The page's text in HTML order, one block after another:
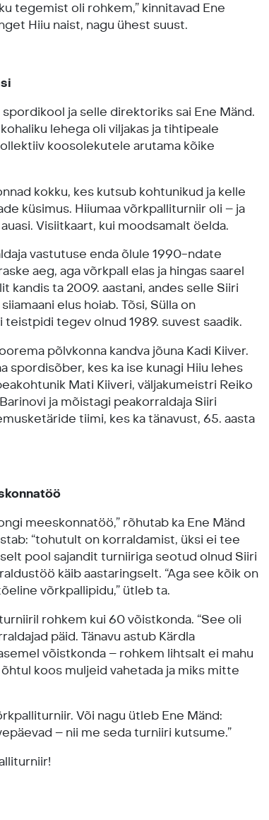
tegemist oli rohkem,” kinnitavad Ene
Hiiu naist, nagu ühest suust.
spordikool ja selle direktoriks sai Ene Mänd.
lehega oli viljakas ja tihtipeale
koosolekutele arutama kõike
kokku, kes kutsub kohtunikud ja kelle
küsimus. Hiiumaa võrkpalliturniir oli – ja
Visiitkaart, kui moodsamalt öelda.
vastutuse enda õlule 1990-ndate
aeg, aga võrkpall elas ja hingas saarel
kandis ta 2009. aastani, andes selle Siiri
elus hoiab. Tõsi, Sülla on
tegev olnud 1989. suvest saadik.
põlvkonna kandva jõuna Kadi Kiiver.
spordisõber, kes ka ise kunagi Hiiu lehes
Mati Kiiveri, väljakumeistri Reiko
ja mõistagi peakorraldaja Siiri
tiimi, kes ka tänavust, 65. aasta
meeskonnatöö,” rõhutab ka Ene Mänd
“tohutult on korraldamist, üksi ei tee
pool sajandit turniiriga seotud olnud Siiri
käib aastaringselt. “Aga see kõik on
võrkpallipidu,” ütleb ta.
rohkem kui 60 võistkonda. “See oli
päid. Tänavu astub Kärdla
võistkonda – rohkem lihtsalt ei mahu
koos muljeid vahetada ja miks mitte
Või nagu ütleb Ene Mänd:
– nii me seda turniiri kutsume.”